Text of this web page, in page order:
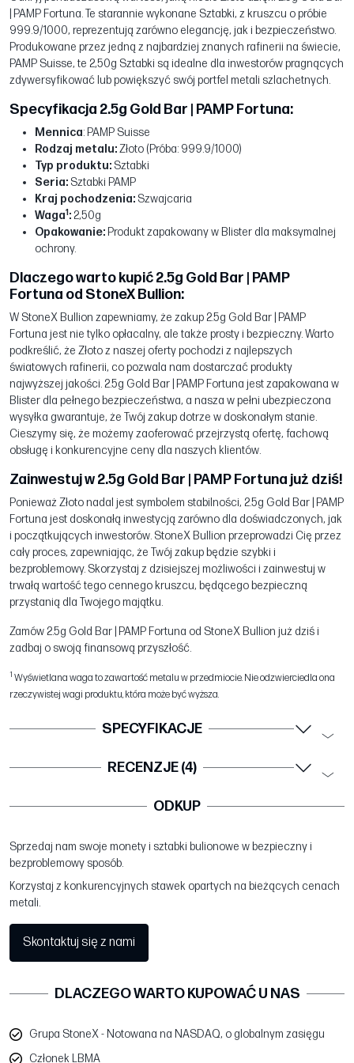
| PAMP Fortuna. Te starannie wykonane Sztabki, z kruszcu o próbie
999.9/1000, reprezentują zarówno elegancję, jak i bezpieczeństwo.
Produkowane przez jedną z najbardziej znanych rafinerii na świecie,
PAMP Suisse, te 2,50g Sztabki są idealne dla inwestorów pragnących
zdywersyfikować lub powiększyć swój portfel metali szlachetnych.
Specyfikacja 2.5g Gold Bar | PAMP Fortuna:
Mennica: PAMP Suisse
Rodzaj metalu:Złoto (Próba: 999.9/1000)
Typ produktu: Sztabki
Seria: Sztabki PAMP
Kraj pochodzenia: Szwajcaria
Waga1: 2,50g
Opakowanie: Produkt zapakowany w Blister dla maksymalnej
ochrony.
Dlaczego warto kupić 2.5g Gold Bar | PAMP
Fortuna od StoneX Bullion:
W StoneX Bullion zapewniamy, że zakup 2.5g Gold Bar | PAMP
Fortuna jest nie tylko opłacalny, ale także prosty i bezpieczny. Warto
podkreślić, że Złoto z naszej oferty pochodzi z najlepszych
światowych rafinerii, co pozwala nam dostarczać produkty
najwyższej jakości. 2.5g Gold Bar | PAMP Fortuna jest zapakowana w
Blister dla pełnego bezpieczeństwa, a nasza w pełni ubezpieczona
wysyłka gwarantuje, że Twój zakup dotrze w doskonałym stanie.
Cieszymy się, że możemy zaoferować przejrzystą ofertę, fachową
obsługę i konkurencyjne ceny dla naszych klientów.
Zainwestuj w 2.5g Gold Bar | PAMP Fortuna już dziś!
Ponieważ Złoto nadal jest symbolem stabilności, 2.5g Gold Bar | PAMP
Fortuna jest doskonałą inwestycją zarówno dla doświadczonych, jak
i początkujących inwestorów. StoneX Bullion przeprowadzi Cię przez
cały proces, zapewniając, że Twój zakup będzie szybki i
bezproblemowy. Skorzystaj z dzisiejszej możliwości i zainwestuj w
trwałą wartość tego cennego kruszcu, będącego bezpieczną
przystanią dla Twojego majątku.
Zamów 2.5g Gold Bar | PAMP Fortuna od StoneX Bullion już dziś i
zadbaj o swoją finansową przyszłość.
1 Wyświetlana waga to zawartość metalu w przedmiocie. Nie odzwierciedla ona
rzeczywistej wagi produktu, która może być wyższa.
SPECYFIKACJE
RECENZJE (4)
ODKUP
Sprzedaj nam swoje monety i sztabki bulionowe w bezpieczny i
bezproblemowy sposób.
Korzystaj z konkurencyjnych stawek opartych na bieżących cenach
metali.
Skontaktuj się z nami
DLACZEGO WARTO KUPOWAĆ U NAS
Grupa StoneX - Notowana na NASDAQ, o globalnym zasięgu
Członek LBMA